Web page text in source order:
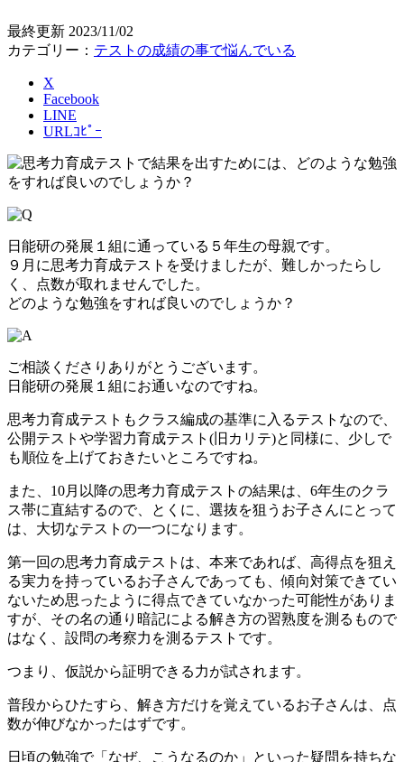
最終更新 2023/11/02
カテゴリー： テストの成績の事で悩んでいる
X
Facebook
LINE
URLｺﾋﾟｰ
日能研の発展１組に通っている５年生の母親です。
９月に思考力育成テストを受けましたが、難しかったらし
く、点数が取れませんでした。
どのような勉強をすれば良いのでしょうか？
ご相談くださりありがとうございます。
日能研の発展１組にお通いなのですね。
思考力育成テストもクラス編成の基準に入るテストなので、
公開テストや学習力育成テスト(旧カリテ)と同様に、少しで
も順位を上げておきたいところですね。
また、10月以降の思考力育成テストの結果は、6年生のクラ
ス帯に直結するので、とくに、選抜を狙うお子さんにとって
は、大切なテストの一つになります。
第一回の思考力育成テストは、本来であれば、高得点を狙え
る実力を持っているお子さんであっても、傾向対策できてい
ないため思ったように得点できていなかった可能性がありま
すが、その名の通り暗記による解き方の習熟度を測るもので
はなく、設問の考察力を測るテストです。
つまり、仮説から証明できる力が試されます。
普段からひたすら、解き方だけを覚えているお子さんは、点
数が伸びなかったはずです。
日頃の勉強で「なぜ、こうなるのか」といった疑問を持ちな